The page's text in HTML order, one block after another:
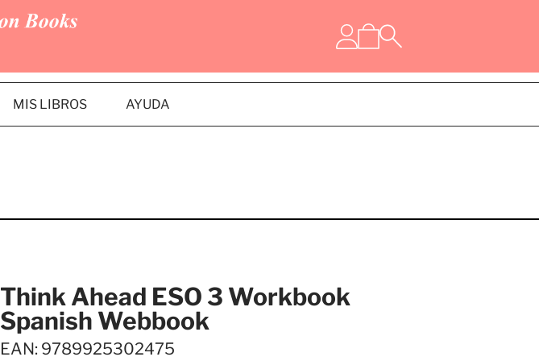
MIS LIBROS AYUDA
Think Ahead ESO 3 Workbook
Spanish Webbook
EAN: 9789925302475